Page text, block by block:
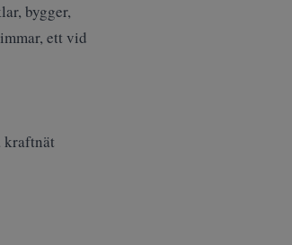
bygger,
ett vid
kraftnät